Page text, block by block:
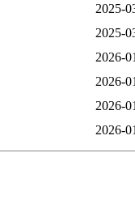
2025-
2025-
2026-
2026-
2026-
2026-